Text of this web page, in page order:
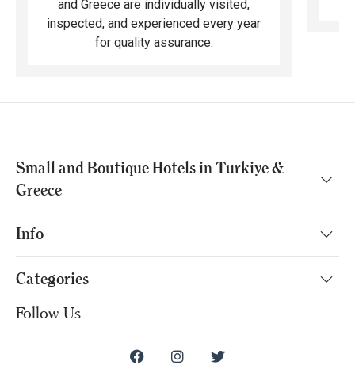
and Greece are individually visited,
inspected, and experienced every year
for quality assurance.
Small and Boutique Hotels in Turkiye &
Greece
Info
Categories
Follow Us